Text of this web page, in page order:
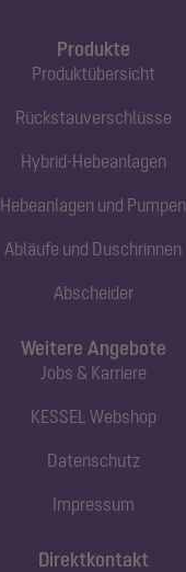
Produkte
Produktübersicht
Rückstauverschlüsse
Hybrid-Hebeanlagen
Hebeanlagen und Pumpen
Abläufe und Duschrinnen
Abscheider
Direktkontakt
Weitere Angebote
Jobs & Karriere
KESSEL Webshop
Datenschutz
Impressum